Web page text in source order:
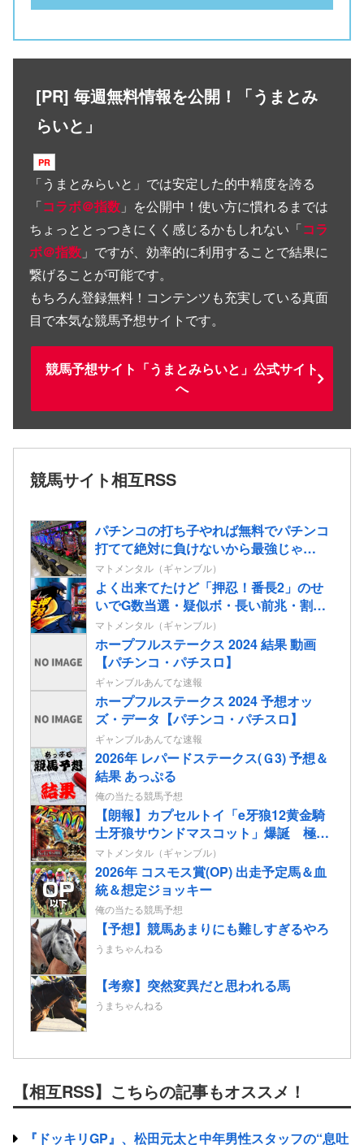
[PR] 毎週無料情報を公開！「うまとみ
らいと」
「うまとみらいと 」では安定した的中精度を誇る
「コラボ＠指数 」を公開中！使い方に慣れるまでは
ちょっととっつきにくく感じるかもしれない「コラ
ボ＠指数 」ですが、効率的に利用することで結果に
繋げることが可能です。
もちろん登録無料！コンテンツも充実している真面
目で本気な競馬予想サイトです。
競馬予想サイト「うまとみらいと」公式サイト
へ
競馬サイト相互RSS
パチンコの打ち子やれば無料でパチンコ
打てて絶対に負けないから最強じゃ
ね？？？
マトメンタル（ギャンブル）
よく出来てたけど「押忍！番長2」のせ
いでG数当選・疑似ボ・長い前兆・割を
喰う特化ゾーンが当たり前になってスロ
ットは終わった
マトメンタル（ギャンブル）
ホープフルステークス 2024 結果 動画
【パチンコ・パチスロ】
ギャンブルあんてな速報
ホープフルステークス 2024 予想オッ
ズ・データ【パチンコ・パチスロ】
ギャンブルあんてな速報
2026年 レパードステークス(Ｇ3) 予想＆
結果 あっぷる
俺の当たる競馬予想
【朗報】カプセルトイ「e牙狼12黄金騎
士牙狼サウンドマスコット」爆誕 極限
7500バトル牙狼剣告知など全5種
マトメンタル（ギャンブル）
2026年 コスモス賞(OP) 出走予定馬＆血
統＆想定ジョッキー
俺の当たる競馬予想
【予想】競馬あまりにも難しすぎるやろ
うまちゃんねる
【考察】突然変異だと思われる馬
うまちゃんねる
【相互RSS】こちらの記事もオススメ！
『ドッキリGP』、松田元太と中年男性スタッフの“息吐